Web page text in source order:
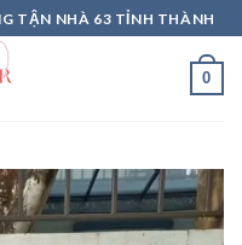
TẬN NHÀ 63 TỈNH THÀNH
0